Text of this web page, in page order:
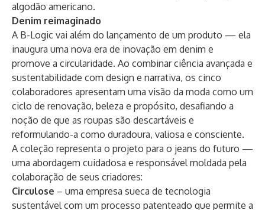
algodão americano.
Denim reimaginado
A B-Logic vai além do lançamento de um produto — ela
inaugura uma nova era de inovação em denim e
promove a circularidade. Ao combinar ciência avançada e
sustentabilidade com design e narrativa, os cinco
colaboradores apresentam uma visão da moda como um
ciclo de renovação, beleza e propósito, desafiando a
noção de que as roupas são descartáveis e
reformulando-a como duradoura, valiosa e consciente.
A coleção representa o projeto para o jeans do futuro —
uma abordagem cuidadosa e responsável moldada pela
colaboração de seus criadores:
Circulose – uma empresa sueca de tecnologia
sustentável com um processo patenteado que permite a